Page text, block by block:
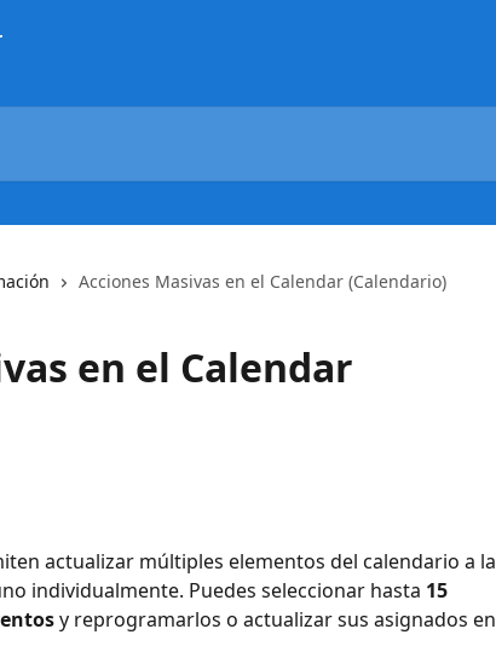
Acciones Masivas en el Calendar (Calendario)
en el Calendar
actualizar múltiples elementos del calendario a la
individualmente. Puedes seleccionar hasta 15
y reprogramarlos o actualizar sus asignados en